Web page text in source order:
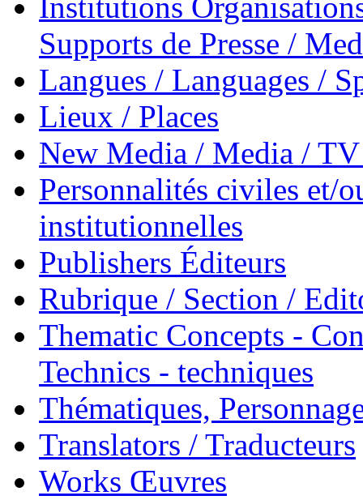
Institutions
Supports de Presse /
Langues / Languages /
Lieux / Places
New Media / Media /
Personnalités civiles et/
institutionnelles
Publishers Éditeurs
Rubrique / Section /
Thematic Concepts -
Technics - techniques
Thématiques,
Translators / Traducteurs
Works Œuvres